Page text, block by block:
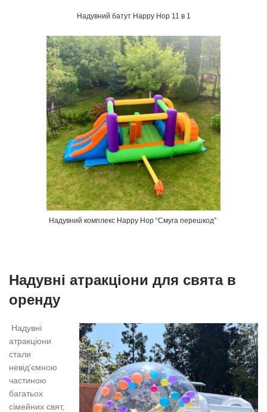
Надувний батут Happy Hop 11 в 1
Надувний комплекс Happy Hop “Смуга перешкод”
Надувні атракціони для свята в
оренду
Надувні
атракціони
стали
невід'ємною
частиною
багатьох
сімейних свят,